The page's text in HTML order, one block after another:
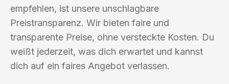
empfehlen, ist unsere unschlagbare
Preistransparenz. Wir bieten faire und
transparente Preise, ohne versteckte Kosten. Du
weißt jederzeit, was dich erwartet und kannst
dich auf ein faires Angebot verlassen.